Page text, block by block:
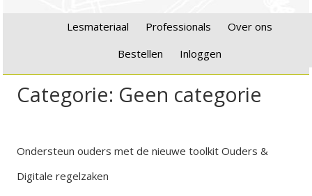
Lesmateriaal Professionals
Over ons
Bestellen
Inloggen
Categorie: Geen categorie
Ondersteun ouders met de nieuwe toolkit Ouders &
Digitale regelzaken